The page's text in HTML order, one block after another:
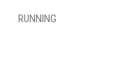
RUNNING